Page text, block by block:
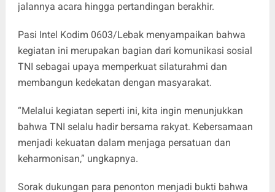
jalannya acara hingga pertandingan berakhir.
Pasi Intel Kodim 0603/Lebak menyampaikan bahwa
kegiatan ini merupakan bagian dari komunikasi sosial
TNI sebagai upaya memperkuat silaturahmi dan
membangun kedekatan dengan masyarakat.
“Melalui kegiatan seperti ini, kita ingin menunjukkan
bahwa TNI selalu hadir bersama rakyat. Kebersamaan
menjadi kekuatan dalam menjaga persatuan dan
keharmonisan,” ungkapnya.
Sorak dukungan para penonton menjadi bukti bahwa